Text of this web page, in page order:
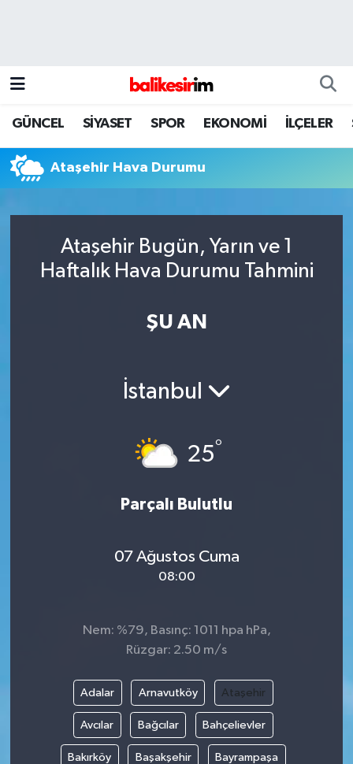
GÜNCEL SİYASET SPOR EKONOMİ İLÇELER
Ataşehir Hava Durumu
Ataşehir Bugün, Yarın ve 1
Haftalık Hava Durumu Tahmini
ŞU AN
İstanbul
25°
Parçalı Bulutlu
07 Ağustos Cuma
08:00
Nem: %79, Basınç: 1011 hpa hPa,
Rüzgar: 2.50 m/s
Adalar Arnavutköy Ataşehir
Avcılar Bağcılar Bahçelievler
Bakırköy Başakşehir Bayrampaşa